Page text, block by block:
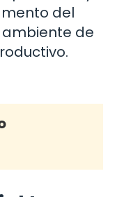
del
de